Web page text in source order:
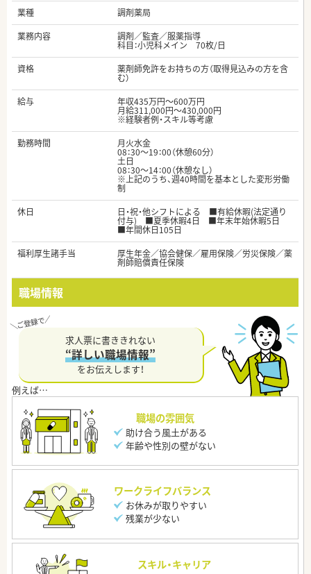
業種
調剤薬局
業務内容
調剤／監査／服薬指導
科目：小児科メイン 70枚/日
資格
薬剤師免許をお持ちの方（取得見込みの方を含
む）
給与
年収435万円～600万円
月給311,000円～430,000円
※経験者例・スキル等考慮
勤務時間
月火水金
08：30～19：00（休憩60分）
土日
08：30～14：00（休憩なし）
※上記のうち、週40時間を基本とした変形労働
制
休日
日・祝・他シフトによる ■有給休暇(法定通り
付与) ■夏季休暇4日 ■年末年始休暇5日
■年間休日105日
福利厚生諸手当
厚生年金／協会健保／雇用保険／労災保険／薬
剤師賠償責任保険
職場情報
求人票に書ききれない
“詳しい職場情報”
をお伝えします！
職場の雰囲気
助け合う風土がある
年齢や性別の壁がない
ワークライフバランス
お休みが取りやすい
残業が少ない
スキル・キャリア